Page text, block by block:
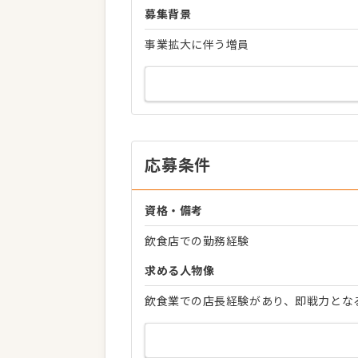
募集背景
事業拡大に伴う増員
応募条件
資格・備考
飲食店での勤務経験
求める人物像
飲食業での店長経験があり、即戦力とな